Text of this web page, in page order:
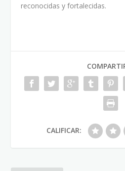
reconocidas y fortalecidas.
CALIFICAR: